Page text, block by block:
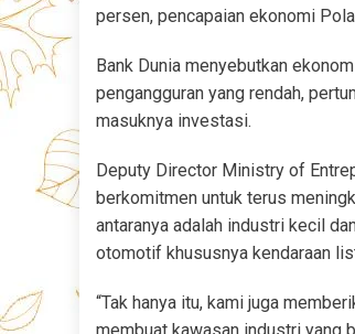
persen, pencapaian ekonomi
Bank Dunia menyebutkan
pengangguran yang rendah,
masuknya investasi.
Deputy Director Ministry of
berkomitmen untuk terus
antaranya adalah industri kecil
otomotif khususnya kendaraan
“Tak hanya itu, kami juga